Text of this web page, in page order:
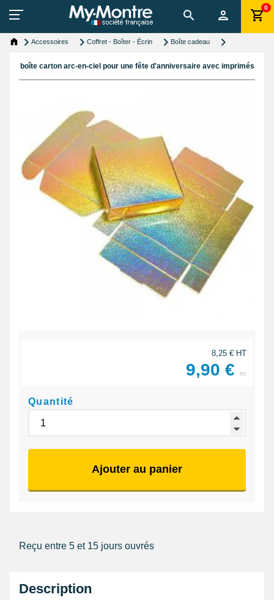
0
Accessoires Coffret - Boîter - Écrin Boîte cadeau
boîte carton arc-en-ciel pour une fête d'anniversaire avec imprimés
8,25 € HT
9,90 € ttc
Quantité
Ajouter au panier
Reçu entre 5 et 15 jours ouvrés
Description